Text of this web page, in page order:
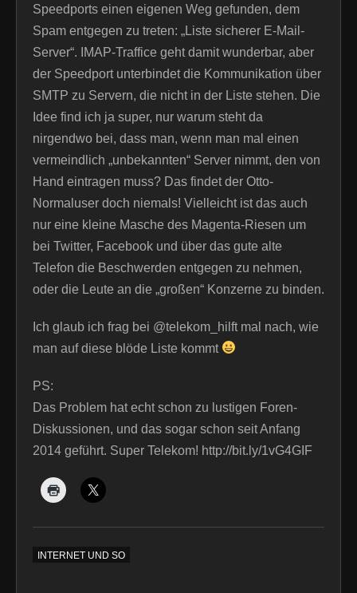
Speedports einen eigenen Weg gefunden, dem
Spam entgegen zu treten: „Liste sicherer E-Mail-
Server“. IMAP-Traffice geht damit wunderbar, aber
der Speedport unterbindet die Kommunikation über
SMTP zu Servern, die nicht in der Liste stehen. Die
Idee find ich ja super, nur warum steht da
nirgendwo bei, dass man, wenn man mal einen
vermeindlich „unbekannten“ Server nimmt, den von
Hand eintragen muss? Das findet der Otto-
Normaluser doch niemals! Vielleicht ist das auch
nur eine kleine Masche des Magenta-Riesen um
bei Twitter, Facebook und über das gute alte
Telefon die Beschwerden entgegen zu nehmen,
oder die Leute an die „großen“ Konzerne zu binden.
Ich glaub ich frag bei @telekom_hilft mal nach, wie
man auf diese blöde Liste kommt
PS:
Das Problem hat echt schon zu lustigen Foren-
Diskussionen, und das sogar schon seit Anfang
2014 geführt. Super Telekom! http://bit.ly/1vG4GIF
INTERNET UND SO